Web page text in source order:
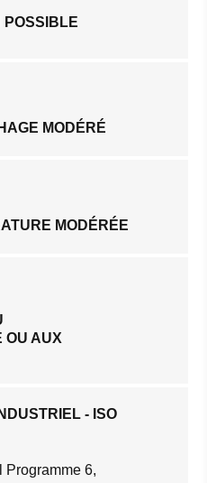
POSSIBLE
MODÉRÉ
MODÉRÉE
OU AUX
- ISO
Programme 6,